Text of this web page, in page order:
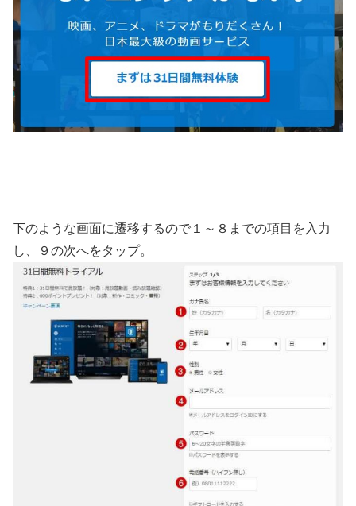
下のような画面に遷移するので１～８までの項目を入力
し、９の次へをタップ。